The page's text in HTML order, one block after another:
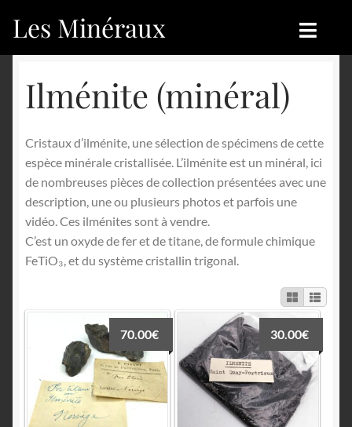
Aller
à
navigation
Aller
au
Les Minéraux
Catégories
Nouveautés
Achat
Mon compte
Français
English
Boutique
Nouveautés
Blog
Achat
Contactez-nous
Sites amis
Ilménite (minéral)
Cristaux d’ilménite, une sélection de spécimens de cette
espèce minérale cristallisée. L’ilménite est un minéral, ici
de nombreuses pièces de collection présentées avec une
description, une ou plusieurs photos et parfois une
vidéo. Ces ilménites sont à vendre.
C’est un oxyde de fer et de titane, de formule chimique
FeTiO₃, et du système cristallin trigonal.
70.00€ 30.00€